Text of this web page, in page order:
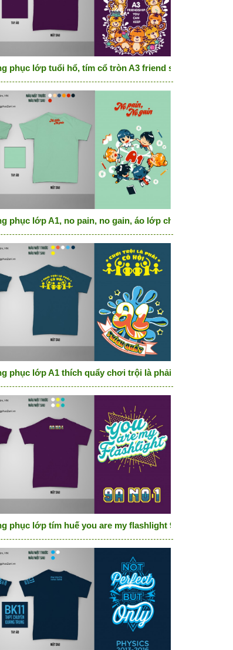
phục lớp tuổi hổ, tím cổ tròn A3 friend ship you can
phục lớp A1, no pain, no gain, áo lớp chibi đẹp
phục lớp A1 thích quẩy chơi trội là phải có hội
phục lớp tím huế you are my flashlight 9A1